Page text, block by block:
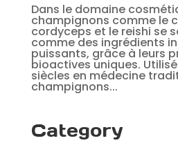
Dans le domaine
champignons comme le
cordyceps et le reishi se
comme des ingrédients
puissants, grâce à leurs
bioactives uniques.
siècles en médecine
champignons...
Category